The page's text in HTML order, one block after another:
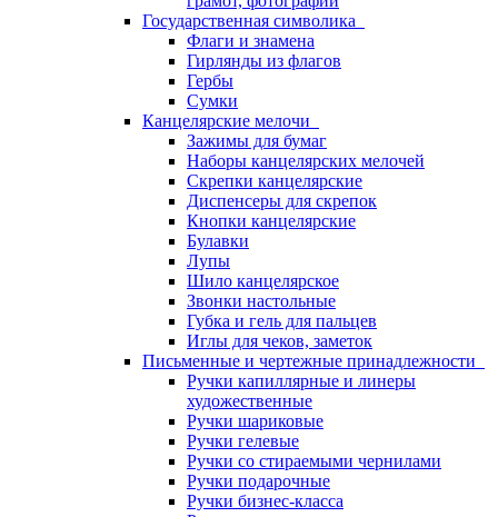
Государственная символика
Флаги и знамена
Гирлянды из флагов
Гербы
Сумки
Канцелярские мелочи
Зажимы для бумаг
Наборы канцелярских мелочей
Скрепки канцелярские
Диспенсеры для скрепок
Кнопки канцелярские
Булавки
Лупы
Шило канцелярское
Звонки настольные
Губка и гель для пальцев
Иглы для чеков, заметок
Письменные и чертежные принадлежности
Ручки капиллярные и линеры
художественные
Ручки шариковые
Ручки гелевые
Ручки со стираемыми чернилами
Ручки подарочные
Ручки бизнес-класса